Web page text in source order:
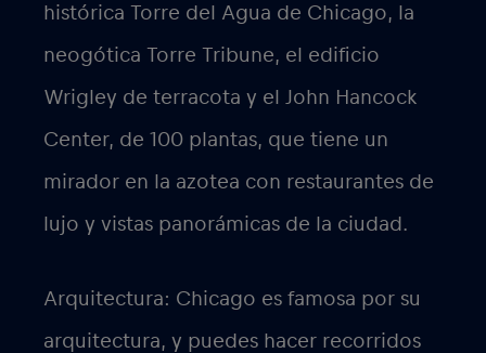
histórica Torre del Agua de Chicago, la
neogótica Torre Tribune, el edificio
Wrigley de terracota y el John Hancock
Center, de 100 plantas, que tiene un
mirador en la azotea con restaurantes de
lujo y vistas panorámicas de la ciudad.
Arquitectura: Chicago es famosa por su
arquitectura, y puedes hacer recorridos